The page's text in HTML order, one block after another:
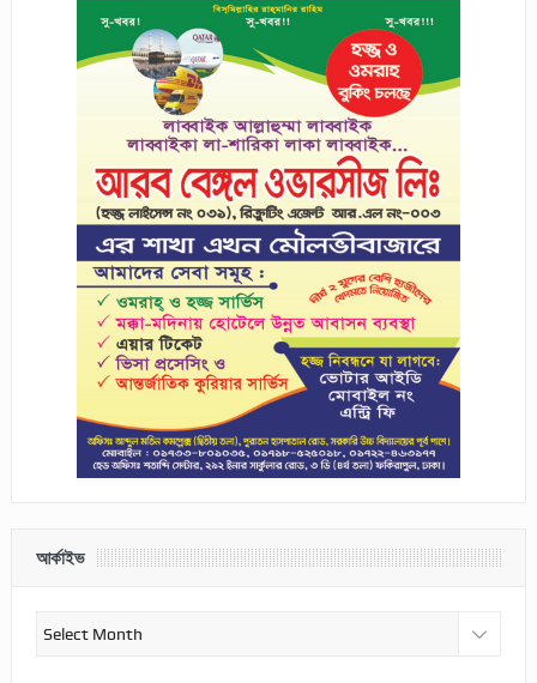
আর্কাইভ
আর্কাইভ